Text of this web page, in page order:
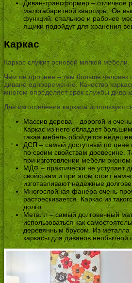
Диван-трансформер – отличное
малогабаритной квартиры. Он
функций: спальное и рабочее
ящики подойдут для хранения
Каркас
Каркас служит основой мягкой мебели.
Чем он прочнее – тем больше человек
диване одновременно. Качество
многом определяет срок службы
Для изготовления каркаса
Массив дерева – дорогой и
Каркас из него обладает
такая мебель обойдется
ДСП – самый доступный по цене
по своим свойствам древесине.
при изготовлении мебели
МДФ – практически не уступает
свойствам и при этом стоит
изготавливают надежные
Многослойная фанера очень
растрескивается. Каркас из
долго.
Металл – самый долговечный
использоваться как
деревянным брусом. Из металла
каркасы для диванов